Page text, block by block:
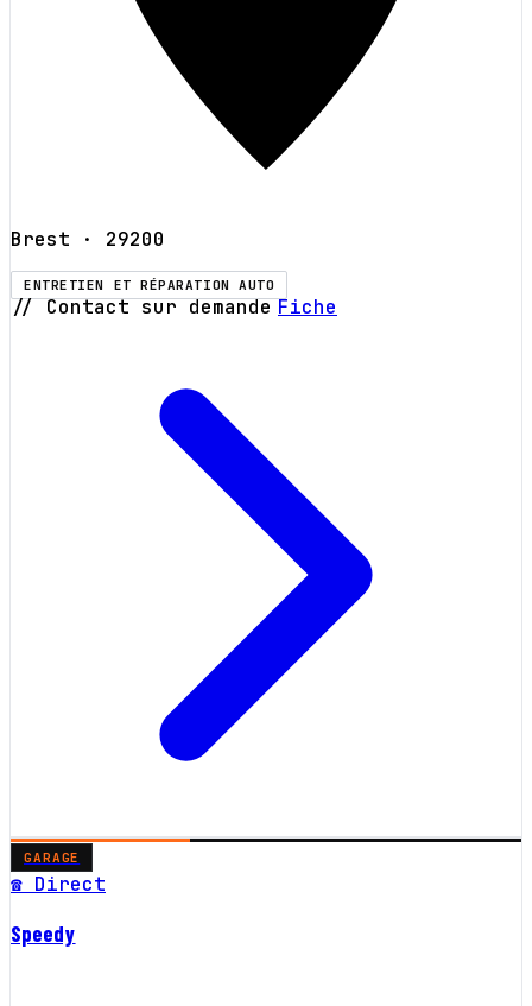
Brest · 29200
ENTRETIEN ET RÉPARATION AUTO
// Contact sur demande Fiche
GARAGE
☎ Direct
Speedy